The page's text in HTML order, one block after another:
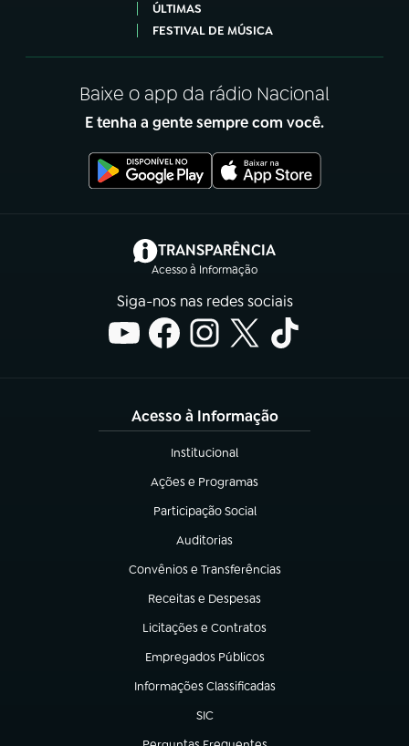
ÚLTIMAS
FESTIVAL DE MÚSICA
Baixe o app da rádio Nacional
E tenha a gente sempre com você.
TRANSPARÊNCIA
Acesso à Informação
(abre em nova aba)
Siga-nos nas redes sociais
Acesso à Informação
Institucional
(abre em nova aba)
Ações e Programas
(abre em nova aba)
Participação Social
(abre em nova aba)
Auditorias
(abre em nova aba)
Convênios e Transferências
(abre em nova aba)
Receitas e Despesas
(abre em nova aba)
Licitações e Contratos
(abre em nova aba)
Empregados Públicos
(abre em nova aba)
Informações Classificadas
(abre em nova aba)
SIC
(abre em nova aba)